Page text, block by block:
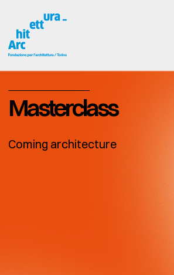
Masterclass
Coming architecture